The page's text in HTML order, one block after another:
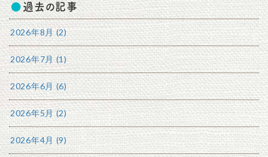
過去の記事
2026年8月 (2)
2026年7月 (1)
2026年6月 (6)
2026年5月 (2)
2026年4月 (9)